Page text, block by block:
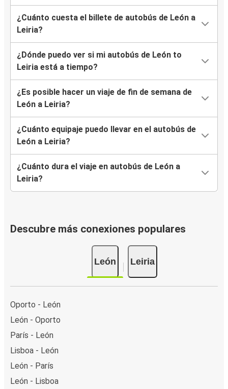
¿Cuánto cuesta el billete de autobús de León a
Leiria?
¿Dónde puedo ver si mi autobús de León to
Leiria está a tiempo?
¿Es posible hacer un viaje de fin de semana de
León a Leiria?
¿Cuánto equipaje puedo llevar en el autobús de
León a Leiria?
¿Cuánto dura el viaje en autobús de León a
Leiria?
Descubre más conexiones populares
León Leiria
Oporto - León
León - Oporto
París - León
Lisboa - León
León - París
León - Lisboa